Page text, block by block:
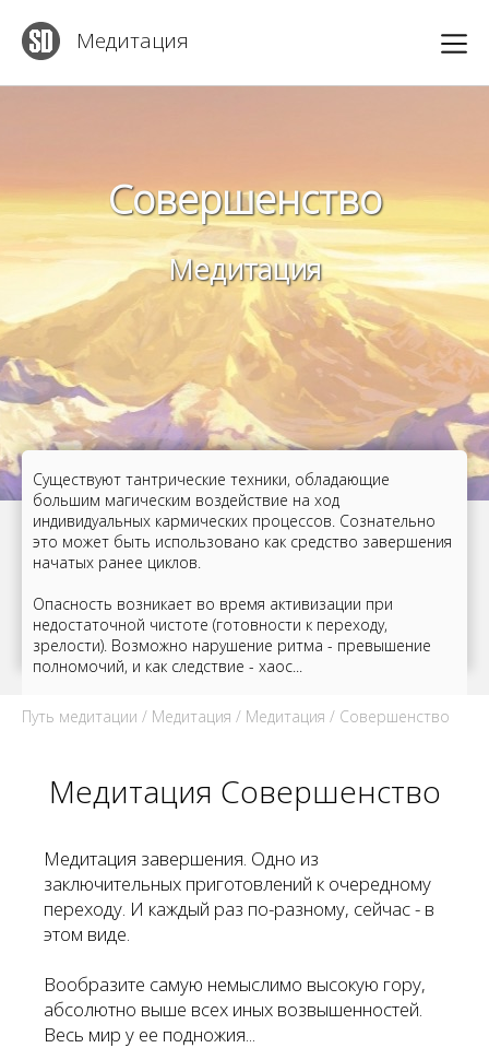
Медитация
Совершенство
Медитация
Существуют тантрические техники, обладающие
большим магическим воздействие на ход
индивидуальных кармических процессов. Сознательно
это может быть использовано как средство завершения
начатых ранее циклов.
Опасность возникает во время активизации при
недостаточной чистоте (готовности к переходу,
зрелости). Возможно нарушение ритма - превышение
полномочий, и как следствие - хаос...
Путь медитации / Медитация / Медитация / Совершенство
Медитация Совершенство
Медитация завершения. Одно из
заключительных приготовлений к очередному
переходу. И каждый раз по-разному, сейчас - в
этом виде.
Вообразите самую немыслимо высокую гору,
абсолютно выше всех иных возвышенностей.
Весь мир у ее подножия...